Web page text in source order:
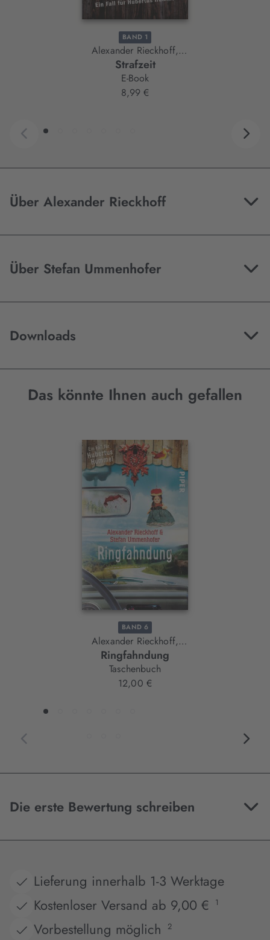
BAND 1
Alexander Rieckhoff,
Stefan Ummenhofer
Strafzeit
E-Book
8,99 €
Über Alexander Rieckhoff
Über Stefan Ummenhofer
Downloads
Das könnte Ihnen auch gefallen
Interaktives
BAND 6
Alexander Rieckhoff,
Stefan Ummenhofer
Ringfahndung
Taschenbuch
12,00 €
Die erste Bewertung schreiben
Lieferung innerhalb 1-3 Werktage
Kostenloser Versand ab 9,00 €
1
Vorbestellung möglich 2